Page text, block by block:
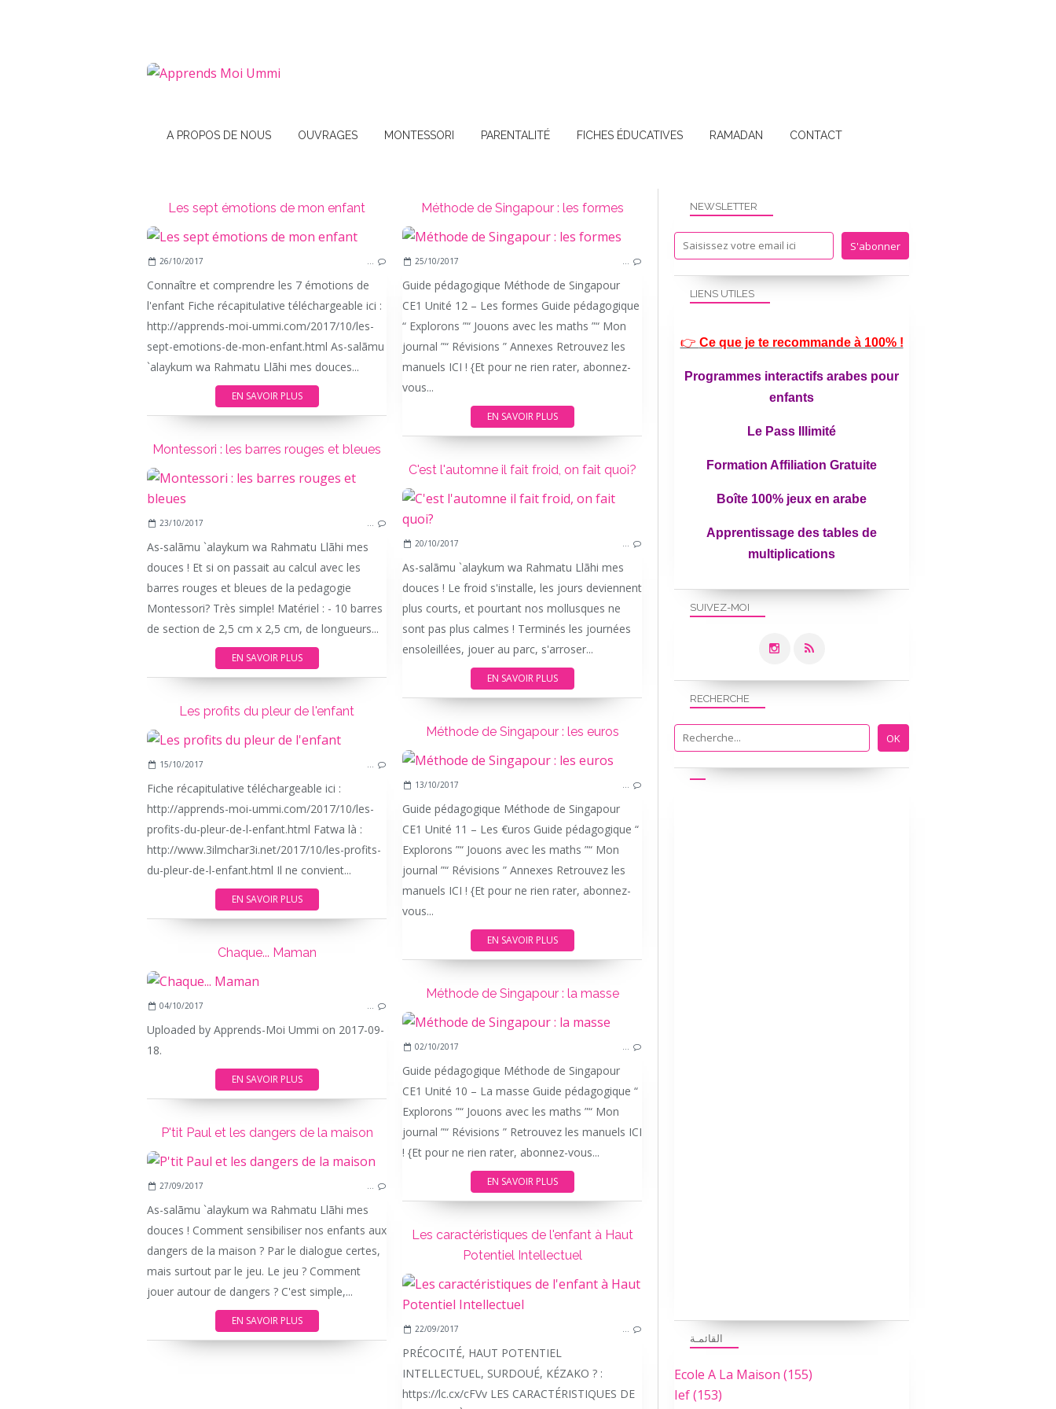
A PROPOS DE NOUS OUVRAGES MONTESSORI PARENTALITÉ FICHES ÉDUCATIVES RAMADAN CONTACT
Les sept émotions de mon enfant
LE COIN DES UMMINETTES
PARENTALITÉ BIENVEILLANTE
26/10/2017 …
Connaître et comprendre les 7 émotions de
l'enfant Fiche récapitulative téléchargeable ici :
http://apprends-moi-ummi.com/2017/10/les-
sept-emotions-de-mon-enfant.html As-salãmu
`alaykum wa Rahmatu Llãhi mes douces...
EN SAVOIR PLUS
Méthode de Singapour : les formes
ECOLE A LA MAISON
FIGURES GÉOMÉTRIQUES
25/10/2017 …
Guide pédagogique Méthode de Singapour
CE1 Unité 12 – Les formes Guide pédagogique
“ Explorons ”“ Jouons avec les maths ”“ Mon
journal ”“ Révisions ” Annexes Retrouvez les
manuels ICI ! {Et pour ne rien rater, abonnez-
vous...
EN SAVOIR PLUS
Montessori : les barres rouges et bleues
23/10/2017 …
As-salãmu `alaykum wa Rahmatu Llãhi mes
douces ! Et si on passait au calcul avec les
barres rouges et bleues de la pedagogie
Montessori? Très simple! Matériel : - 10 barres
de section de 2,5 cm x 2,5 cm, de longueurs...
EN SAVOIR PLUS
C'est l'automne il fait froid, on fait quoi?
LES CONSEILS DE UMMI
20/10/2017 …
As-salãmu `alaykum wa Rahmatu Llãhi mes
douces ! Le froid s'installe, les jours deviennent
plus courts, et pourtant nos mollusques ne
sont pas plus calmes ! Terminés les journées
ensoleillées, jouer au parc, s'arroser...
EN SAVOIR PLUS
Les profits du pleur de l'enfant
LES CONSEILS DE UMMI
PARENTALITÉ BIENVEILLANTE
15/10/2017 …
Fiche récapitulative téléchargeable ici :
http://apprends-moi-ummi.com/2017/10/les-
profits-du-pleur-de-l-enfant.html Fatwa là :
http://www.3ilmchar3i.net/2017/10/les-profits-
du-pleur-de-l-enfant.html Il ne convient...
EN SAVOIR PLUS
Méthode de Singapour : les euros
ECOLE A LA MAISON
13/10/2017 …
Guide pédagogique Méthode de Singapour
CE1 Unité 11 – Les €uros Guide pédagogique “
Explorons ”“ Jouons avec les maths ”“ Mon
journal ”“ Révisions ” Annexes Retrouvez les
manuels ICI ! {Et pour ne rien rater, abonnez-
vous...
EN SAVOIR PLUS
Chaque... Maman
LES-ECRITS-DE-UMMI
04/10/2017 …
Uploaded by Apprends-Moi Ummi on 2017-09-
18.
EN SAVOIR PLUS
Méthode de Singapour : la masse
02/10/2017 …
Guide pédagogique Méthode de Singapour
CE1 Unité 10 – La masse Guide pédagogique “
Explorons ”“ Jouons avec les maths ”“ Mon
journal ”“ Révisions ” Retrouvez les manuels ICI
! {Et pour ne rien rater, abonnez-vous...
EN SAVOIR PLUS
P'tit Paul et les dangers de la maison
27/09/2017 …
As-salãmu `alaykum wa Rahmatu Llãhi mes
douces ! Comment sensibiliser nos enfants aux
dangers de la maison ? Par le dialogue certes,
mais surtout par le jeu. Le jeu ? Comment
jouer autour de dangers ? C'est simple,...
EN SAVOIR PLUS
Les caractéristiques de l'enfant à Haut
Potentiel Intellectuel
22/09/2017 …
PRÉCOCITÉ, HAUT POTENTIEL
INTELLECTUEL, SURDOUÉ, KÉZAKO ? :
https://lc.cx/cFVv LES CARACTÉRISTIQUES DE
NEWSLETTER
SUIVEZ-MOI
RECHERCHE
القائمـة
Ecole A La Maison (155)
Ief(153)
LIENS UTILES
👉 Ce que je te recommande à 100% !
Programmes interactifs arabes pour
enfants
Le Pass Illimité
Formation Affiliation Gratuite
Boîte 100% jeux en arabe
Apprentissage des tables de
multiplications